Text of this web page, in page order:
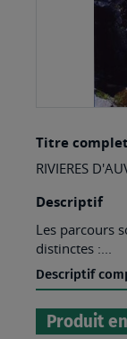
to
the
beginning
of
the
images
gallery
Titre complet
RIVIERES
Descriptif
Les parcours
distinctes :...
Descriptif
Produit